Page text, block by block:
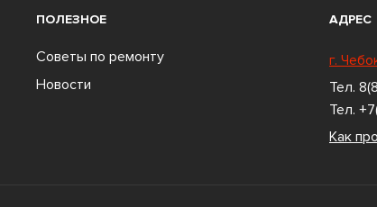
ПОЛЕЗНОЕ
Советы по ремонту
Новости
АДРЕС
г.
Тел.
Тел.
Как